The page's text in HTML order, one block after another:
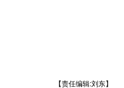
【责任编辑:刘东】